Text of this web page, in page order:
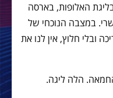
האלופות, בארסה
במצבה הנוכחי של
ובלי חלוץ, אין לנו את